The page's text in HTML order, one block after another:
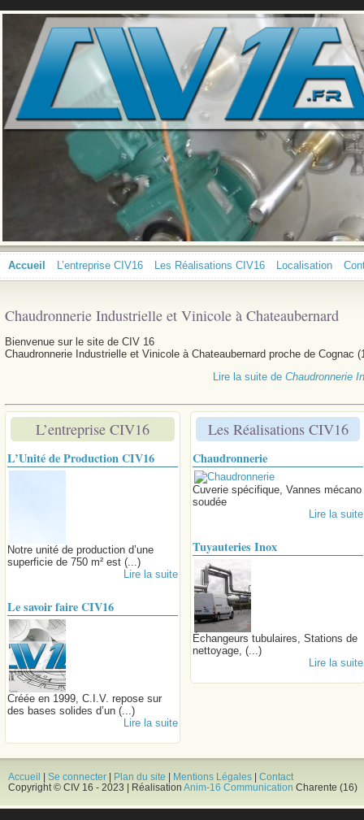
Accueil L’entreprise CIV16 Les Réalisations CIV16 Localisation
Chaudronnerie Industrielle et Vinicole à Chateaubernard
Bienvenue sur le site de CIV 16
Chaudronnerie Industrielle et Vinicole à Chateaubernard proche de Cognac
Lire la suite deChaudronnerie
L’entreprise CIV16
L’Unité de Production CIV16
Notre unité de production d’une
superficie de 750 m² est (...)
Lire la suite
Le savoir faire CIV16
Créée en 1999, C.I.V. repose sur
des bases solides d’un (...)
Lire la suite
Les Réalisations CIV16
Chaudronnerie
Cuverie spécifique, Vannes mécano
soudée
Lire la suite
Tuyauteries Inox
Échangeurs tubulaires, Stations de
nettoyage, (...)
Lire la suite
Accueil Se connecter Plan du site Mentions Légales
Contact
Copyright © CIV 16 - 2023 | Réalisation Anim-16 Communication Charente (16)